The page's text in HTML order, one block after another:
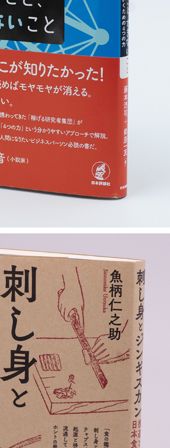
きること、できないこと
2019
刺し身とジンギスカン